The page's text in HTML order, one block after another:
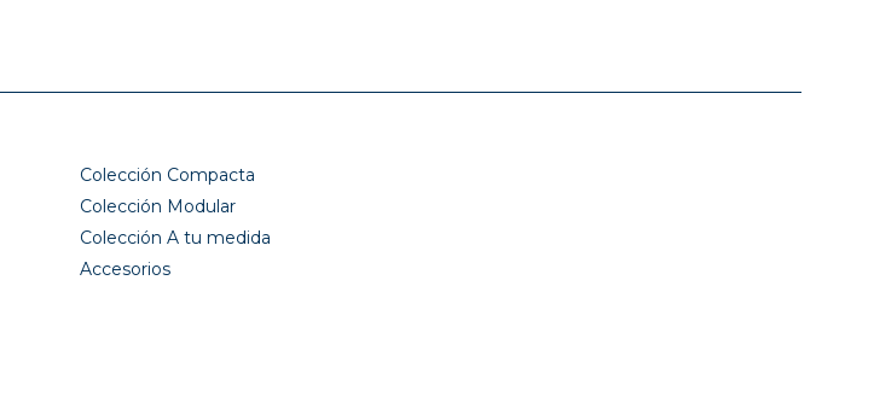
Colección Compacta
Colección Modular
Colección A tu medida
Accesorios